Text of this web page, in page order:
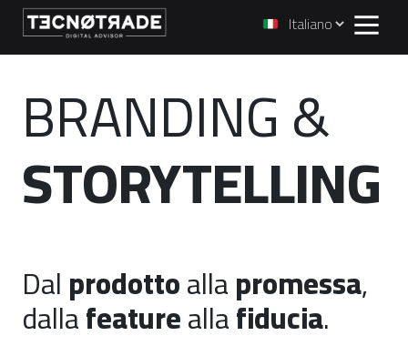
BRANDING &
STORYTELLING
Dalprodottoallapromessa,
dallafeatureallafiducia.